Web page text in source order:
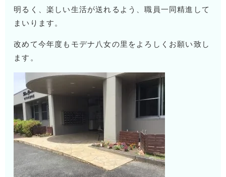
明るく、楽しい生活が送れるよう、職員一同精進して
まいります。
改めて今年度もモデナ八女の里をよろしくお願い致し
ます。